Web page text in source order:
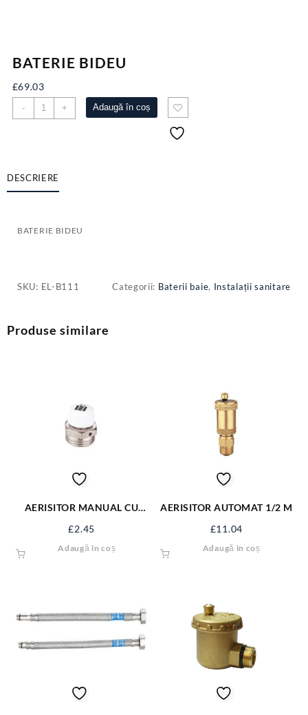
BATERIE BIDEU
£69.03
-
Cantitate
BATERIE
+ Adaugă în coș
DESCRIERE
BATERIE BIDEU
SKU: EL-B111 Categorii: Baterii baie, Instalații sanitare
Produse similare
AERISITOR MANUAL CU
£2.45
Adaugă în coș
AERISITOR AUTOMAT 1/2 M
£11.04
Adaugă în coș